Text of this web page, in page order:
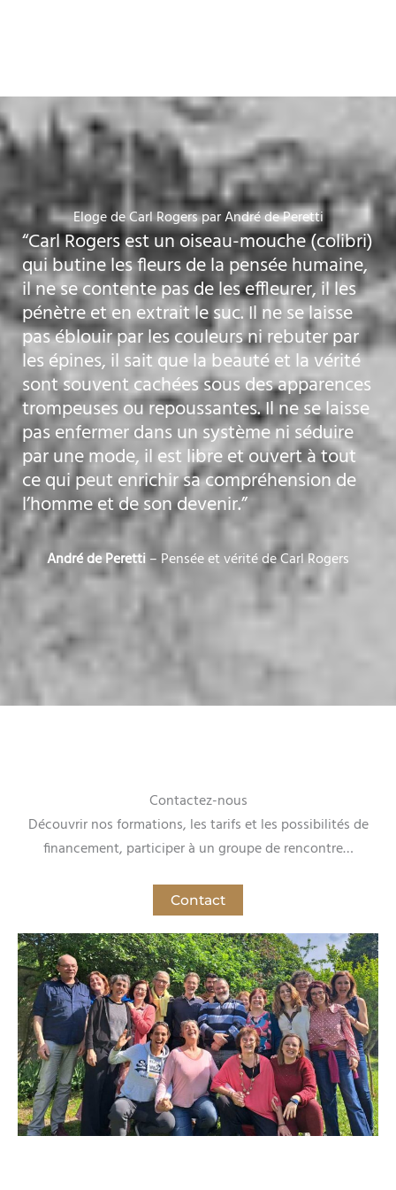
Eloge de Carl Rogers par André de Peretti
“Carl Rogers est un oiseau-mouche (colibri)
qui butine les fleurs de la pensée humaine,
il ne se contente pas de les effleurer, il les
pénètre et en extrait le suc. Il ne se laisse
pas éblouir par les couleurs ni rebuter par
les épines, il sait que la beauté et la vérité
sont souvent cachées sous des apparences
trompeuses ou repoussantes. Il ne se laisse
pas enfermer dans un système ni séduire
par une mode, il est libre et ouvert à tout
ce qui peut enrichir sa compréhension de
l’homme et de son devenir.”
André de Peretti– Pensée et vérité de Carl Rogers
Contactez-nous
Découvrir nos formations, les tarifs et les possibilités de
financement, participer à un groupe de rencontre…
Contact